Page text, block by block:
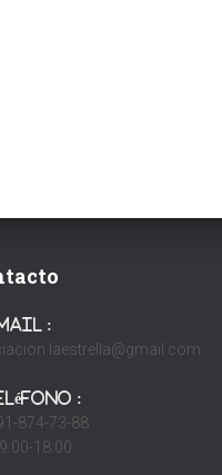
:
:
874-73-88
9:00-18:00